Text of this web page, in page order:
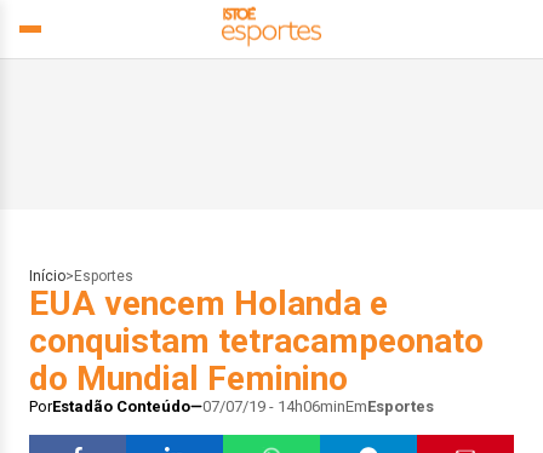
Início> Esportes
EUA vencem Holanda e
conquistam tetracampeonato
do Mundial Feminino
PorEstadão Conteúdo 07/07/19 - 14h06minEmEsportes